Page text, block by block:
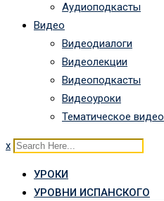
Аудиоподкасты
Видео
Видеодиалоги
Видеолекции
Видеоподкасты
Видеоуроки
Тематическое видео
x
УРОКИ
УРОВНИ ИСПАНСКОГО